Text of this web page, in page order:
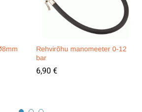
Rehvirõhu manomeeter 0-12
bar
6,90 €